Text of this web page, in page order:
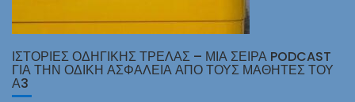
ΙΣΤΟΡΊΕΣ ΟΔΗΓΙΚΉΣ ΤΡΈΛΑΣ – ΜΙΑ ΣΕΙΡΆ PODCAST
ΓΙΑ ΤΗΝ ΟΔΙΚΉ ΑΣΦΆΛΕΙΑ ΑΠΌ ΤΟΥΣ ΜΑΘΗΤΈΣ ΤΟΥ
Α3